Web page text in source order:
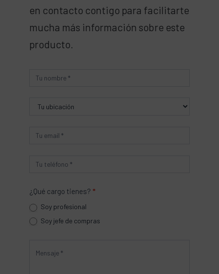
en contacto contigo para facilitarte
mucha más información sobre este
producto.
Producto
¿Qué cargo tienes? *
Soy profesional
Soy jefe de compras